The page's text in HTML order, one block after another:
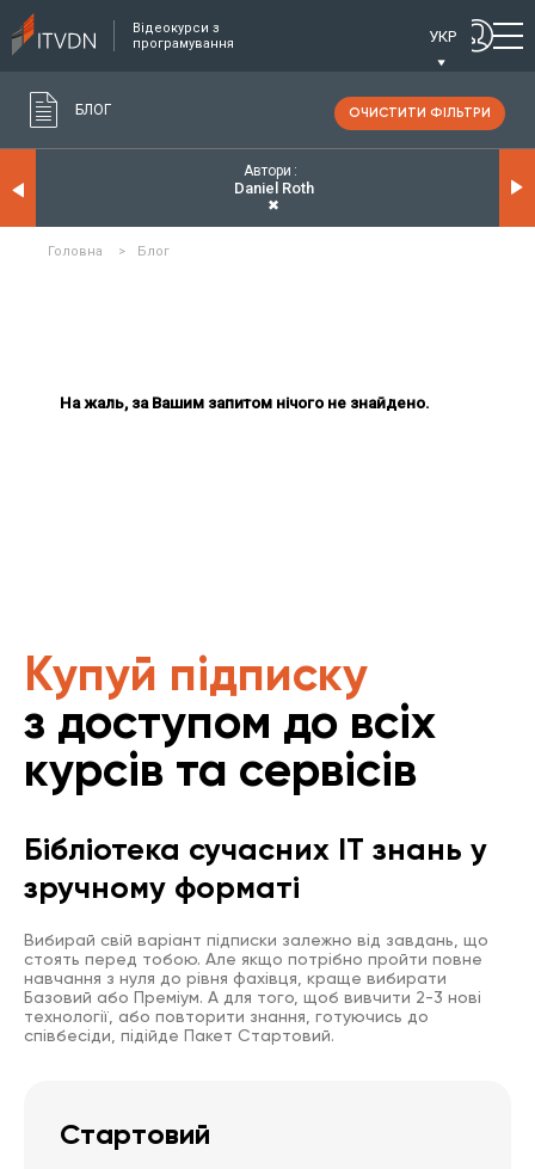
Відеокурси з
програмування
УКР
БЛОГ ОЧИСТИТИ ФІЛЬТРИ
Автори
Daniel Roth
✖
Головна > Блог
На жаль, за Вашим запитом нічого не знайдено.
Купуй підписку
з доступом до всіх
курсів та сервісів
Бібліотека сучасних IT знань у
зручному форматі
Вибирай свій варіант підписки залежно від завдань, що
стоять перед тобою. Але якщо потрібно пройти повне
навчання з нуля до рівня фахівця, краще вибирати
Базовий або Преміум. А для того, щоб вивчити 2-3 нові
технології, або повторити знання, готуючись до
співбесіди, підійде Пакет Стартовий.
Стартовий